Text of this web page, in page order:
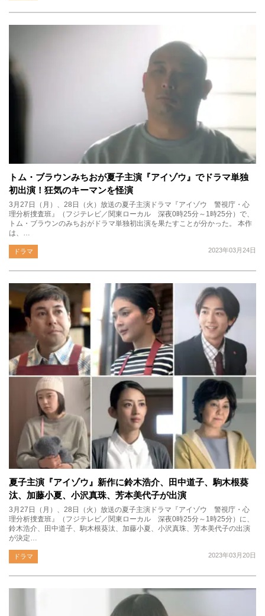
トム・ブラウンみちおが夏子主演『アイゾウ』でドラマ単独
初出演！狂気のキーマンを怪演
3月27日（月）、28日（火）放送の夏子主演ドラマ『アイゾウ 警視庁・心
理分析捜査班』（フジテレビ／関東ローカル 深夜0時25分～1時25分）で、
トム・ブラウンのみちおがドラマ単独初出演を果たすことが分かった。 本作
は、…
2023年03月24日
ドラマ
夏子主演『アイゾウ』新作に鈴木浩介、田中道子、駒木根葵
汰、加藤小夏、小沢真珠、芳本美代子が出演
3月27日（月）、28日（火）放送の夏子主演ドラマ『アイゾウ 警視庁・心
理分析捜査班』（フジテレビ／関東ローカル 深夜0時25分～1時25分）に、
鈴木浩介、田中道子、駒木根葵汰、加藤小夏、小沢真珠、芳本美代子の出演
が決定…
2023年03月20日
ドラマ